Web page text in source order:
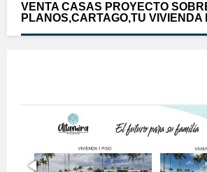
VENTA CASAS PROYECTO
PLANOS,CARTAGO,TU VIVIENDA